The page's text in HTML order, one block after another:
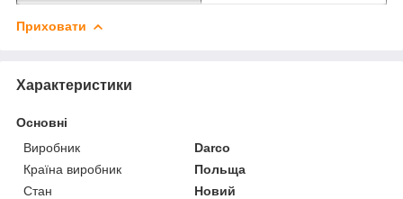
Приховати
Характеристики
Основні
Виробник
Darco
Країна виробник
Польща
Стан
Новий